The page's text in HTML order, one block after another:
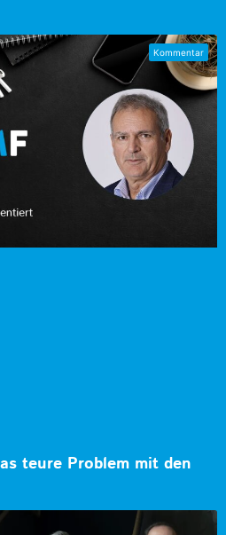
teure Problem mit den